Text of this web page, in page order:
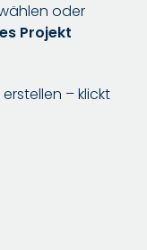
oder
Projekt
– klickt